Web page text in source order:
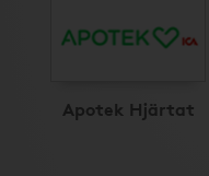
Apotek Hjärtat